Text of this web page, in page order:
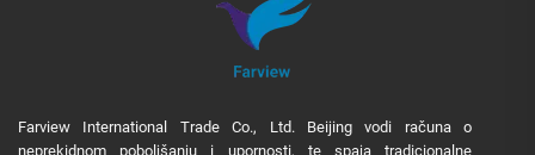
Farview International Trade Co., Ltd. Beijing vodi računa o
neprekidnom poboljšanju i upornosti, te spaja tradicionalne